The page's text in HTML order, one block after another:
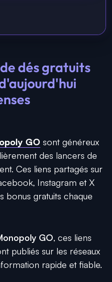
dés gratuits
GO sont généreux
des lancers de
Ces liens partagés sur
Instagram et X
bonus gratuits chaque
GO, ces liens
publiés sur les réseaux
rapide et fiable.